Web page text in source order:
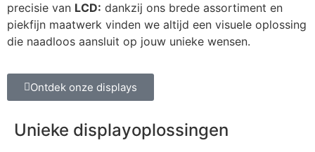
precisie van LCD: dankzij ons brede assortiment en
piekfijn maatwerk vinden we altijd een visuele oplossing
die naadloos aansluit op jouw unieke wensen.
Ontdek onze displays
Unieke displayoplossingen